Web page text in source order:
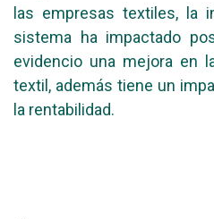
las empresas textiles, la
sistema ha impactado
evidencio una mejora en
textil, además tiene un
la rentabilidad.